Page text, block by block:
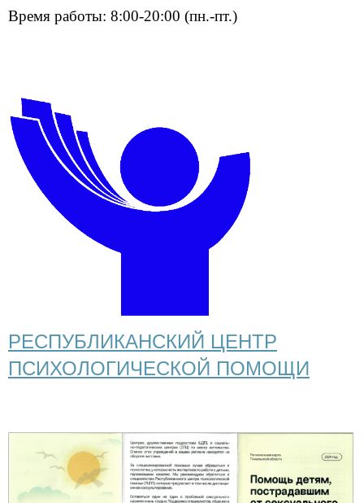
Время работы: 8:00-20:00 (пн.-пт.)
РЕСПУБЛИКАНСКИЙ ЦЕНТР
ПСИХОЛОГИЧЕСКОЙ ПОМОЩИ